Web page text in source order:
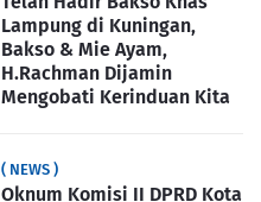
Lampung di Kuningan,
Bakso & Mie Ayam,
H.Rachman Dijamin
Mengobati Kerinduan Kita
( NEWS )
Oknum Komisi II DPRD Kota